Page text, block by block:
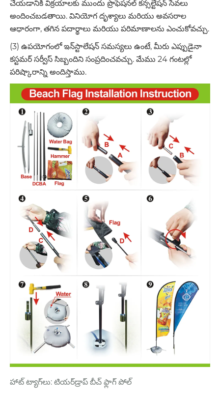
చేయడానికి విక్రయాలకు ముందు ప్రొఫెషనల్ కన్సల్టేషన్ సేవలు
అందించబడతాయి. వినియోగ దృశ్యాలు మరియు అవసరాల
ఆధారంగా, తగిన పదార్థాలు మరియు పరిమాణాలను ఎంచుకోవచ్చు.
(3) ఉపయోగంలో ఇన్‌స్టాలేషన్ సమస్యలు ఉంటే, మీరు ఎప్పుడైనా
కస్టమర్ సర్వీస్ సిబ్బందిని సంప్రదించవచ్చు. మేము 24 గంటల్లో
పరిష్కారాన్ని అందిస్తాము.
హాట్ ట్యాగ్‌లు: టియర్‌డ్రాప్ బీచ్ ఫ్లాగ్ పోల్